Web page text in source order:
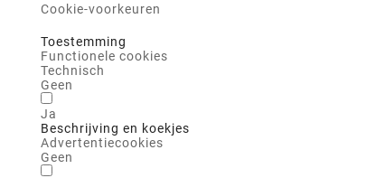
Cookie-voorkeuren
Toestemming
Functionele cookies
Technisch
Geen
Ja
Beschrijving en koekjes
Advertentiecookies
Geen